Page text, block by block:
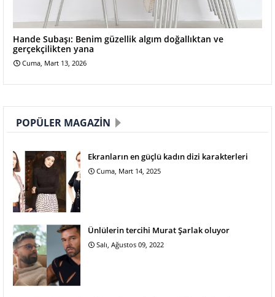
Hande Subaşı: Benim güzellik algım doğallıktan ve
gerçekçilikten yana
Cuma, Mart 13, 2026
POPÜLER MAGAZIN
Ekranların en güçlü kadın dizi karakterleri
Cuma, Mart 14, 2025
Ünlülerin tercihi Murat Şarlak oluyor
Salı, Ağustos 09, 2022